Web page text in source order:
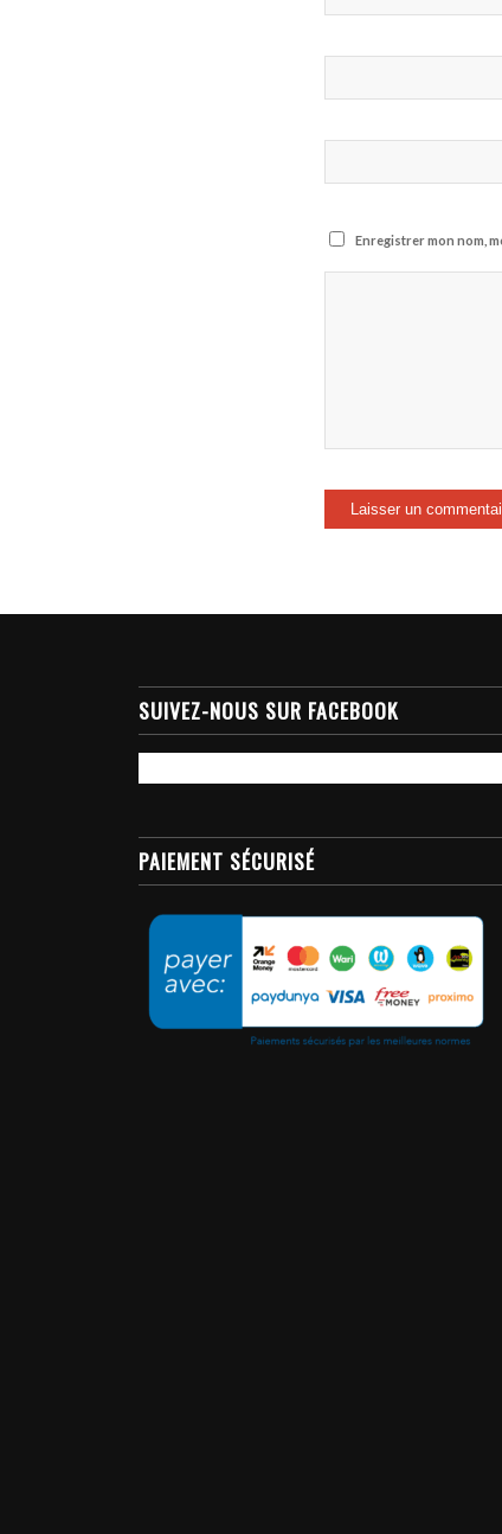
Enregistrer mon nom,
SUIVEZ-NOUS SUR FACEBOOK
PAIEMENT SÉCURISÉ